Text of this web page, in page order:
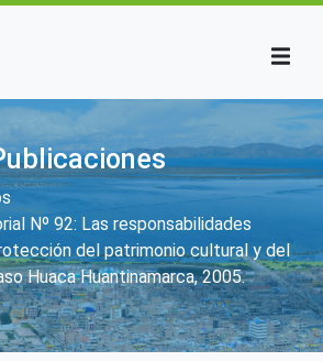
de ayuda a la
Nº 92: Las responsabilidades
del patrimonio cultural y del
Huaca Huantinamarca, 2005.